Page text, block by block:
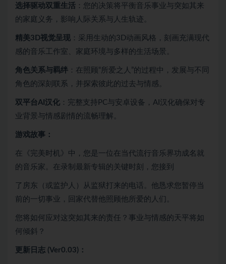
选择驱动双重生活 ：您的决策将平衡音乐事业与突如其来
的家庭义务，影响人际关系与人生轨迹。
精美3D视觉呈现 ：采用生动的3D动画风格，刻画充满现代
感的音乐工作室、家庭环境与多样的生活场景。
角色关系与羁绊 ：在照顾“所爱之人”的过程中，发展与不同
角色的深刻联系，并探索彼此的过去与情感。
双平台AI汉化 ：完整支持PC与安卓设备，AI汉化确保对专
业背景与情感剧情的流畅理解。
游戏故事：
在《完美时机》中，您是一位在当代流行音乐界功成名就
的音乐家。在录制最新专辑的关键时刻，您接到
了房东（或监护人）从监狱打来的电话。他恳求您暂停当
前的一切事业，回家代替他照顾他所爱的人们。
您将如何应对这突如其来的责任？事业与情感的天平将如
何倾斜？
更新日志 (Ver0.03)：